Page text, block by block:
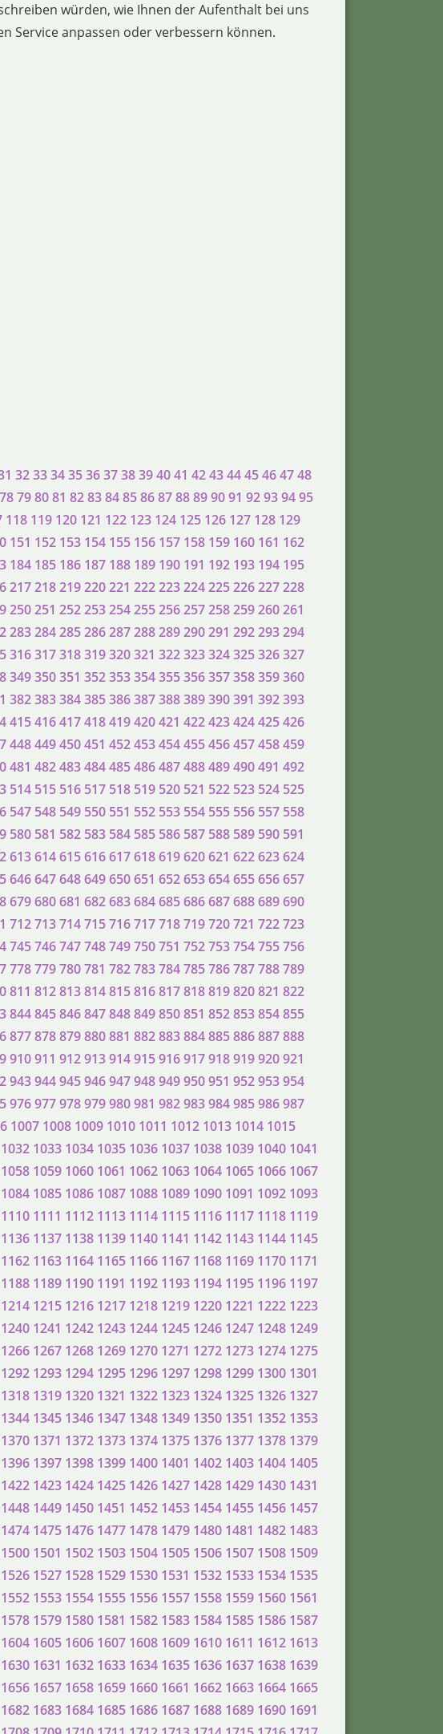
würden, wie Ihnen der Aufenthalt bei uns
Service anpassen oder verbessern können.
32333435363738394041 42434445464748
78798081 82838485868788899091 92939495
118 119 120 121 122 123 124 125 126 127 128 129
151 152 153 154 155 156 157 158 159 160 161 162
184 185 186 187 188 189 190 191 192 193 194 195
217218219220221 222223224225226227228
250251 252253254255256257258259260261
283284285286287288289290291 292293294
316317318319320321 322323324325326327
349350351 352353354355356357358359360
382383384385386387388389390391 392393
415416417418419420421 422423424425426
448449450451 452453454455456457458459
481 482483484485486487488489490491 492
514 515 516 517 518 519 520 521 522 523 524 525
547 548 549 550 551 552 553 554 555 556 557 558
580 581 582 583 584 585 586 587 588 589 590 591
613614615616617618619620621 622623624
646647648649650651 652653654655656657
679680681 682683684685686687688689690
712713714715716717718719720721 722723
745746747748749750751 752753754755756
778779780781 782783784785786787788789
811 812813814815816817818819820821 822
844845846847848849850851 852853854855
877878879880881 882883884885886887888
910911 912913914915916917918919920921
943944945946947948949950951 952953954
976977978979980981 982983984985986987
1007 1008 1009 1010 1011 1012 1013 1014 1015
1032 1033 1034 1035 1036 1037 1038 1039 1040 1041
1058 1059 1060 1061 1062 1063 1064 1065 1066 1067
1084 1085 1086 1087 1088 1089 1090 1091 1092 1093
1110 1111 1112 1113 1114 1115 1116 1117 1118 1119
1136 1137 1138 1139 1140 1141 1142 1143 1144 1145
1162 1163 1164 1165 1166 1167 1168 1169 1170 1171
1188 1189 1190 1191 1192 1193 1194 1195 1196 1197
1214 1215 1216 1217 1218 1219 1220 1221 1222 1223
1240 1241 1242 1243 1244 1245 1246 1247 1248 1249
1266 1267 1268 1269 1270 1271 1272 1273 1274 1275
1292 1293 1294 1295 1296 1297 1298 1299 1300 1301
1318 1319 1320 1321 1322 1323 1324 1325 1326 1327
1344 1345 1346 1347 1348 1349 1350 1351 1352 1353
1370 1371 1372 1373 1374 1375 1376 1377 1378 1379
1396 1397 1398 1399 1400 1401 1402 1403 1404 1405
1422 1423 1424 1425 1426 1427 1428 1429 1430 1431
1448 1449 1450 1451 1452 1453 1454 1455 1456 1457
1474 1475 1476 1477 1478 1479 1480 1481 1482 1483
1500 1501 1502 1503 1504 1505 1506 1507 1508 1509
1526 1527 1528 1529 1530 1531 1532 1533 1534 1535
1552 1553 1554 1555 1556 1557 1558 1559 1560 1561
1578 1579 1580 1581 1582 1583 1584 1585 1586 1587
1604 1605 1606 1607 1608 1609 1610 1611 1612 1613
1630 1631 1632 1633 1634 1635 1636 1637 1638 1639
1656 1657 1658 1659 1660 1661 1662 1663 1664 1665
1682 1683 1684 1685 1686 1687 1688 1689 1690 1691